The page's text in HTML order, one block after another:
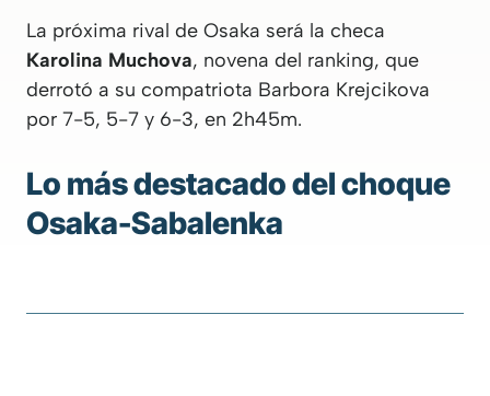
La próxima rival de Osaka será la checa
Karolina Muchova, novena del ranking, que
derrotó a su compatriota Barbora Krejcikova
por 7-5, 5-7 y 6-3, en 2h45m.
Lo más destacado del choque
Osaka-Sabalenka